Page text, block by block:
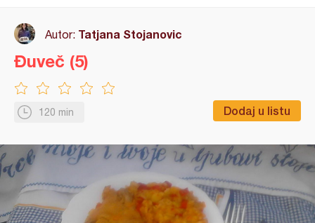
Autor: Tatjana Stojanovic
120 min Dodaj u listu
Đuveč (5)